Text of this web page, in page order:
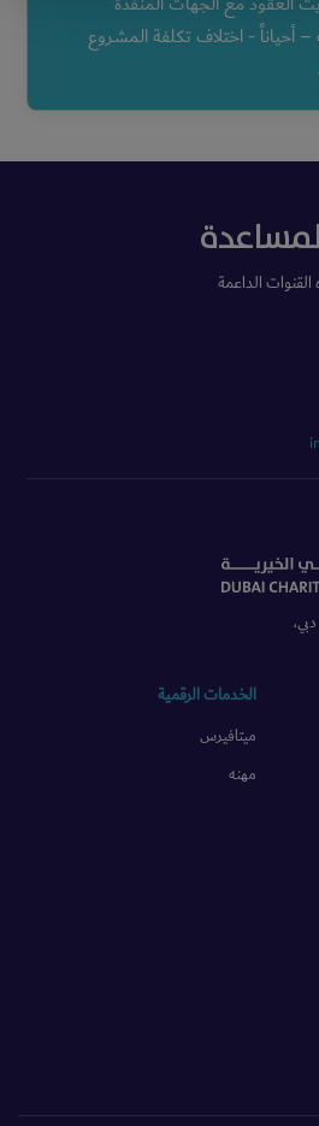
– أحياناً - اختلاف تكلفة المشروع
الداعمة
دبي،
الخدمات الرقمية
ميتافيرس
مهنه